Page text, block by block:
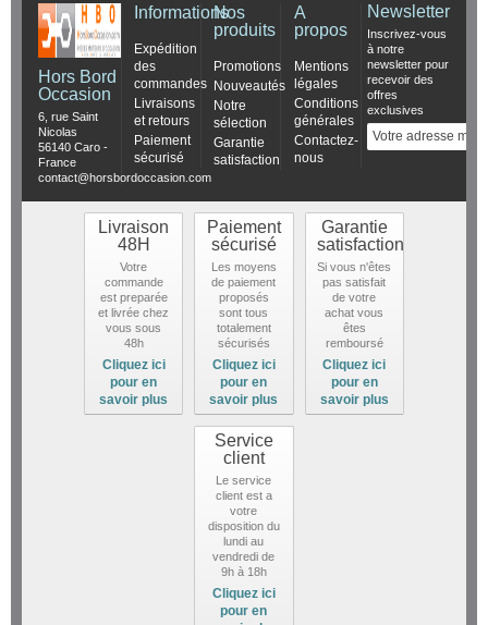
Hors Bord
Occasion
6, rue Saint
Nicolas
56140 Caro -
France
contact@horsbordoccasion.com
Informations
Expédition
des
commandes
Livraisons
et retours
Paiement
sécurisé
Nos
produits
Promotions
Nouveautés
Notre
sélection
Garantie
satisfaction
A
propos
Mentions
légales
Conditions
générales
Contactez-
nous
Newsletter
Inscrivez-vous
à notre
newsletter pour
recevoir des
offres
exclusives
Livraison
48H
Votre
commande
est preparée
et livrée chez
vous sous
48h
Cliquez ici
pour en
savoir plus
Paiement
sécurisé
Les moyens
de paiement
proposés
sont tous
totalement
sécurisés
Cliquez ici
pour en
savoir plus
Garantie
satisfaction
Si vous n'êtes
pas satisfait
de votre
achat vous
êtes
remboursé
Cliquez ici
pour en
savoir plus
Service
client
Le service
client est a
votre
disposition du
lundi au
vendredi de
9h à 18h
Cliquez ici
pour en